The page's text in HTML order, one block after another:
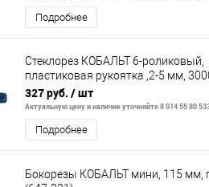
Подробнее
Стеклорез КОБАЛЬТ 6-роликовый,
пластиковая рукоятка ,2-5 мм,
блистер
327 руб. / шт
Актуальную цену и наличие уточняйте 8 914 55 80
Подробнее
Бокорезы КОБАЛЬТ мини, 115 мм,